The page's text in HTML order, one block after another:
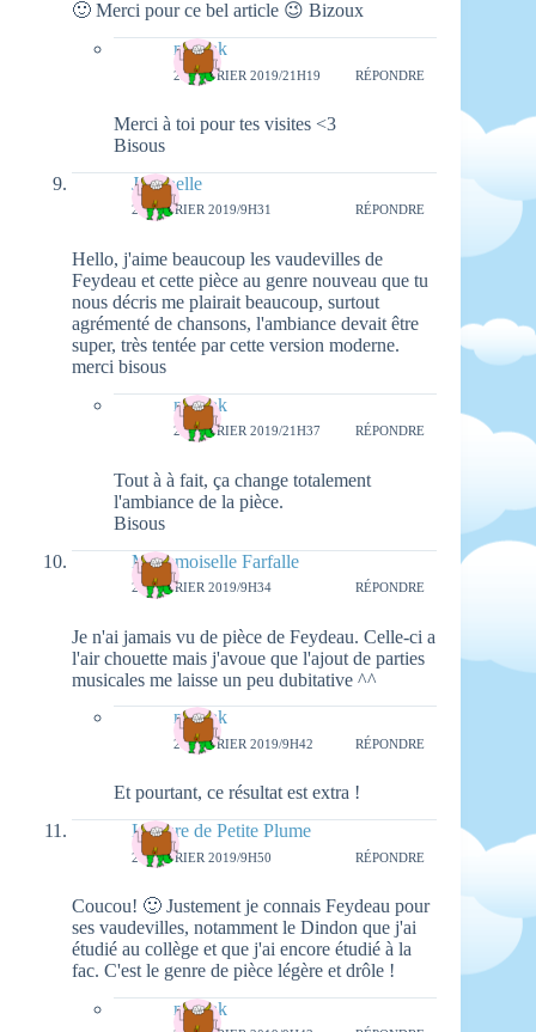
🙂 Merci pour ce bel article 😉 Bizoux
natieak
25 FÉVRIER 2019/21H19 RÉPONDRE
Merci à toi pour tes visites <3
Bisous
Jodanelle
20 FÉVRIER 2019/9H31 RÉPONDRE
Hello, j'aime beaucoup les vaudevilles de
Feydeau et cette pièce au genre nouveau que tu
nous décris me plairait beaucoup, surtout
agrémenté de chansons, l'ambiance devait être
super, très tentée par cette version moderne.
merci bisous
natieak
25 FÉVRIER 2019/21H37 RÉPONDRE
Tout à à fait, ça change totalement
l'ambiance de la pièce.
Bisous
Mademoiselle Farfalle
20 FÉVRIER 2019/9H34 RÉPONDRE
Je n'ai jamais vu de pièce de Feydeau. Celle-ci a
l'air chouette mais j'avoue que l'ajout de parties
musicales me laisse un peu dubitative ^^
natieak
26 FÉVRIER 2019/9H42 RÉPONDRE
Et pourtant, ce résultat est extra !
Lecture de Petite Plume
20 FÉVRIER 2019/9H50 RÉPONDRE
Coucou! 🙂 Justement je connais Feydeau pour
ses vaudevilles, notamment le Dindon que j'ai
étudié au collège et que j'ai encore étudié à la
fac. C'est le genre de pièce légère et drôle !
natieak